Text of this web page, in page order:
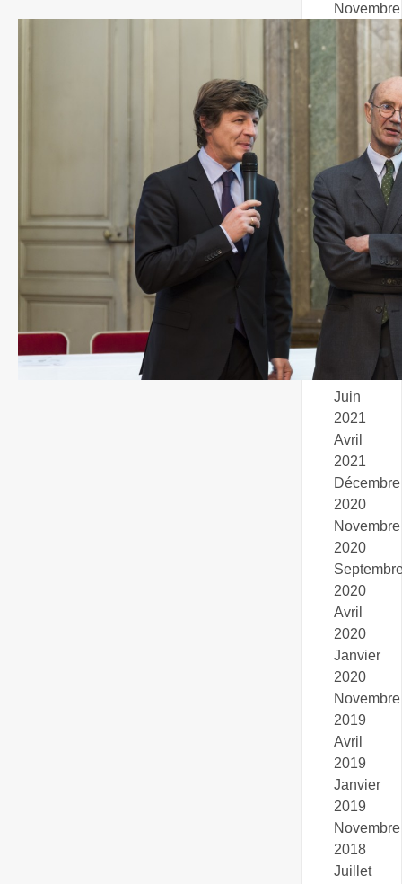
Novembre
Octobre
Juillet
2023
Janvier
2023
Décembre
2022
2022
Juin
2022
Janvier
Juin
2021
Avril
2021
Décembre
2020
Novembre
2020
2020
Avril
2020
Janvier
2020
Novembre
2019
Avril
2019
Janvier
2019
Novembre
2018
Juillet